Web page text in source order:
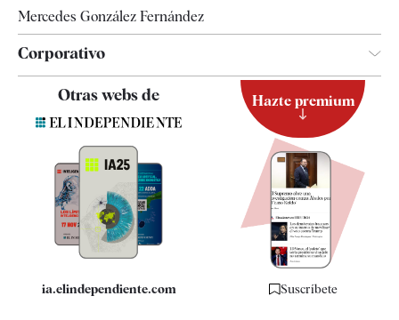
Mercedes González Fernández
Corporativo
Contacto
Quiénes somos
Especificaciones
Otras webs de
ia.elindependiente.com
Hazte premium
Suscríbete